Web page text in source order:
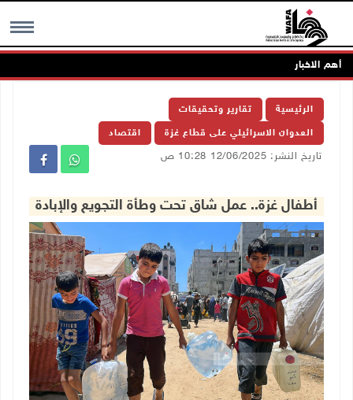
MENU أهم الاخبار
الرئيسية تقارير وتحقيقات
العدوان الاسرائيلي على قطاع غزة اقتصاد
تاريخ النشر: 12/06/2025 10:28 ص
أطفال غزة.. عمل شاق تحت وطأة التجويع والإبادة